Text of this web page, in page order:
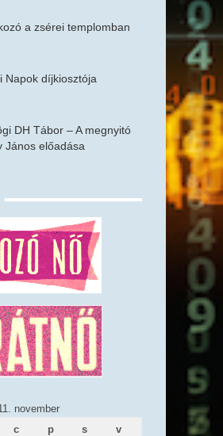
a zsérei templomban
Napok díjkiosztója
DH Tábor – A megnyitó
János előadása
november
c p s v